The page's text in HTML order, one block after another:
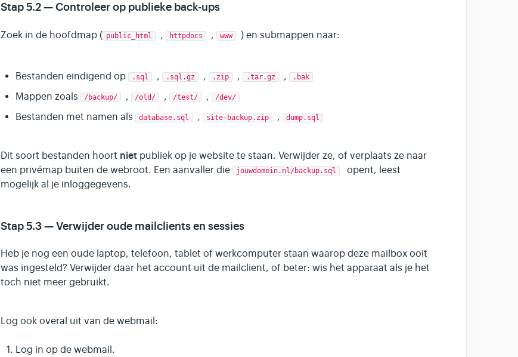
Stap 5.2 — Controleer op publieke back-ups
Zoek in de hoofdmap ( public_html , httpdocs , www ) en submappen naar:
Bestanden eindigend op .sql , .sql.gz , .zip , .tar.gz , .bak
Mappen zoals /backup/ , /old/ , /test/ , /dev/
Bestanden met namen als database.sql , site-backup.zip , dump.sql
Dit soort bestanden hoort niet publiek op je website te staan. Verwijder ze, of verplaats ze naar
een privémap buiten de webroot. Een aanvaller die
jouwdomein.nl/backup.sql
opent, leest
mogelijk al je inloggegevens.
Stap 5.3 — Verwijder oude mailclients en sessies
Heb je nog een oude laptop, telefoon, tablet of werkcomputer staan waarop deze mailbox ooit
was ingesteld? Verwijder daar het account uit de mailclient, of beter: wis het apparaat als je het
toch niet meer gebruikt.
Log ook overal uit van de webmail:
Log in op de webmail.